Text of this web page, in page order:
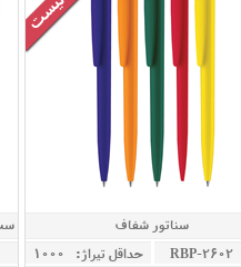
سناتور شفاف
حداقل تيراژ: 1000